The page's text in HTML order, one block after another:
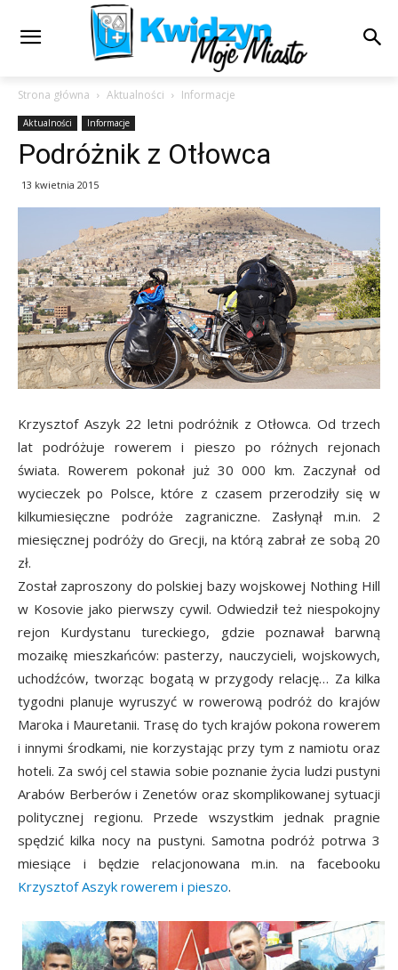
Strona główna Aktualności Informacje
Aktualności Informacje
Podróżnik z Otłowca
13 kwietnia 2015
Krzysztof Aszyk 22 letni podróżnik z Otłowca. Od trzech
lat podróżuje rowerem i pieszo po różnych rejonach
świata. Rowerem pokonał już 30 000 km. Zaczynał od
wycieczek po Polsce, które z czasem przerodziły się w
kilkumiesięczne podróże zagraniczne. Zasłynął m.in. 2
miesięcznej podróży do Grecji, na którą zabrał ze sobą 20
zł.
Został zaproszony do polskiej bazy wojskowej Nothing Hill
w Kosovie jako pierwszy cywil. Odwiedził też niespokojny
rejon Kurdystanu tureckiego, gdzie poznawał barwną
mozaikę mieszkańców: pasterzy, nauczycieli, wojskowych,
uchodźców, tworząc bogatą w przygody relację… Za kilka
tygodni planuje wyruszyć w rowerową podróż do krajów
Maroka i Mauretanii. Trasę do tych krajów pokona rowerem
i innymi środkami, nie korzystając przy tym z namiotu oraz
hoteli. Za swój cel stawia sobie poznanie życia ludzi pustyni
Arabów Berberów i Zenetów oraz skomplikowanej sytuacji
politycznej regionu. Przede wszystkim jednak pragnie
spędzić kilka nocy na pustyni. Samotna podróż potrwa 3
miesiące i będzie relacjonowana m.in. na facebooku
Krzysztof Aszyk rowerem i pieszo.